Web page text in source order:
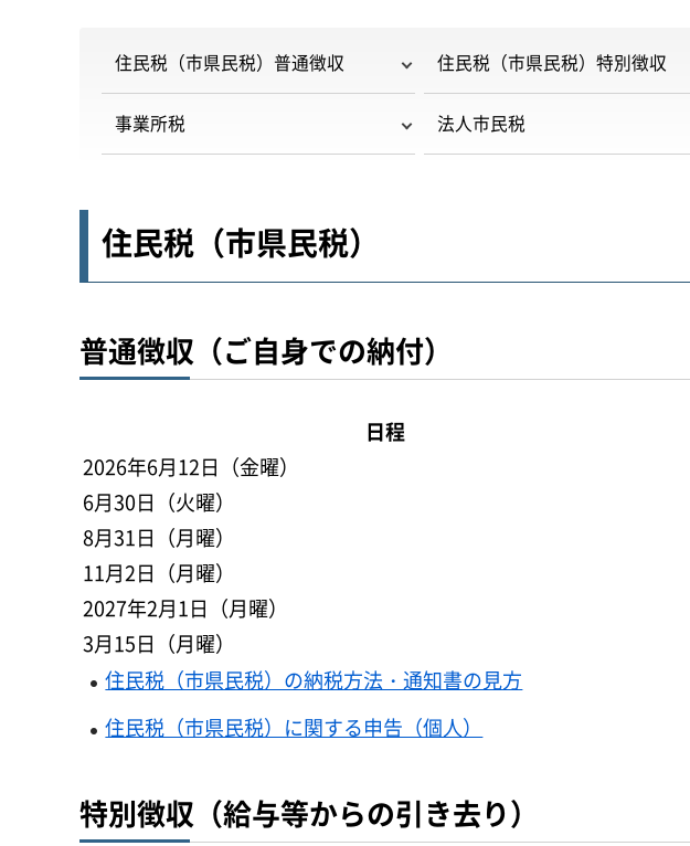
住民税（市県民税）普通徴収 住民税（市県民税）特別徴収
事業所税 法人市民税
住民税（市県民税）
普通徴収（ご自身での納付）
日程
2026年6月12日（金曜）
6月30日（火曜）
8月31日（月曜）
11月2日（月曜）
2027年2月1日（月曜）
3月15日（月曜）
住民税（市県民税）の納税方法・通知書の見方
住民税（市県民税）に関する申告（個人）
特別徴収（給与等からの引き去り）